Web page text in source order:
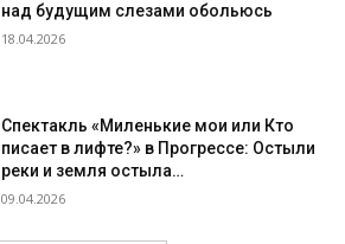
над будущим слезами обольюсь
18.04.2026
Спектакль «Миленькие мои или Кто
писает в лифте?» в Прогрессе: Остыли
реки и земля остыла…
09.04.2026